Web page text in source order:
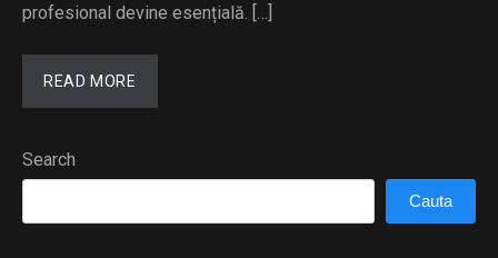
profesional devine esențială. […]
READ MORE
Search
Cauta